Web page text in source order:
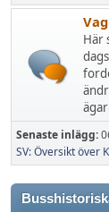
Här
Senaste inlägg:
SV: Översikt över